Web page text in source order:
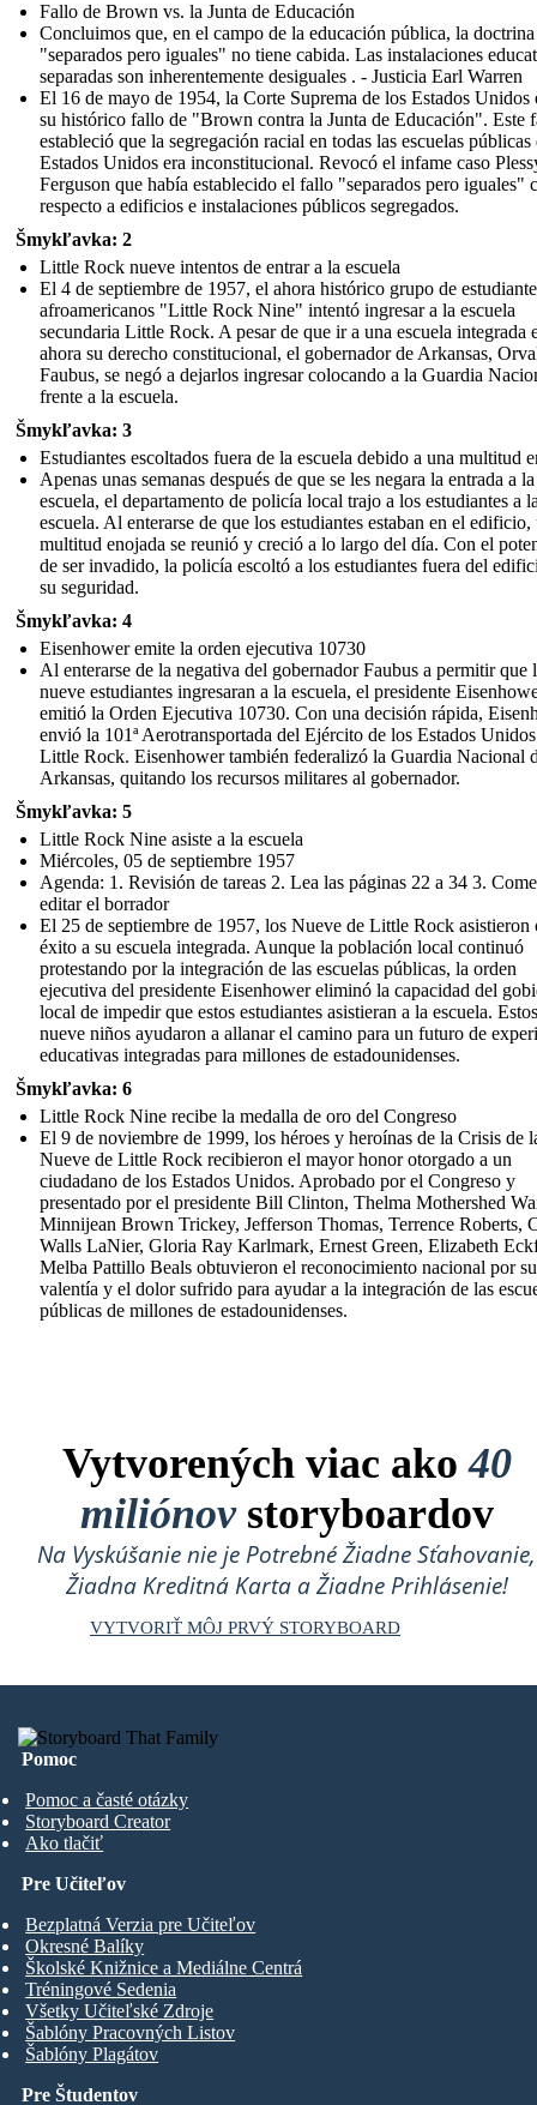
Fallo de Brown vs. la Junta de Educación
Concluimos que, en el campo de la educación pública, la
"separados pero iguales" no tiene cabida. Las instalaciones
separadas son inherentemente desiguales . - Justicia Earl Warren
El 16 de mayo de 1954, la Corte Suprema de los Estados Unidos
su histórico fallo de "Brown contra la Junta de Educación". Este
estableció que la segregación racial en todas las escuelas públicas
Estados Unidos era inconstitucional. Revocó el infame caso
Ferguson que había establecido el fallo "separados pero iguales"
respecto a edificios e instalaciones públicos segregados.
Šmykľavka: 2
Little Rock nueve intentos de entrar a la escuela
El 4 de septiembre de 1957, el ahora histórico grupo de
afroamericanos "Little Rock Nine" intentó ingresar a la escuela
secundaria Little Rock. A pesar de que ir a una escuela integrada
ahora su derecho constitucional, el gobernador de Arkansas,
Faubus, se negó a dejarlos ingresar colocando a la Guardia
frente a la escuela.
Šmykľavka: 3
Estudiantes escoltados fuera de la escuela debido a una multitud
Apenas unas semanas después de que se les negara la entrada a la
escuela, el departamento de policía local trajo a los estudiantes a
escuela. Al enterarse de que los estudiantes estaban en el edificio,
multitud enojada se reunió y creció a lo largo del día. Con el
de ser invadido, la policía escoltó a los estudiantes fuera del
su seguridad.
Šmykľavka: 4
Eisenhower emite la orden ejecutiva 10730
Al enterarse de la negativa del gobernador Faubus a permitir que
nueve estudiantes ingresaran a la escuela, el presidente
emitió la Orden Ejecutiva 10730. Con una decisión rápida,
envió la 101ª Aerotransportada del Ejército de los Estados
Little Rock. Eisenhower también federalizó la Guardia Nacional
Arkansas, quitando los recursos militares al gobernador.
Šmykľavka: 5
Little Rock Nine asiste a la escuela
Miércoles, 05 de septiembre 1957
Agenda: 1. Revisión de tareas 2. Lea las páginas 22 a 34 3.
editar el borrador
El 25 de septiembre de 1957, los Nueve de Little Rock asistieron
éxito a su escuela integrada. Aunque la población local continuó
protestando por la integración de las escuelas públicas, la orden
ejecutiva del presidente Eisenhower eliminó la capacidad del
local de impedir que estos estudiantes asistieran a la escuela. Estos
nueve niños ayudaron a allanar el camino para un futuro de
educativas integradas para millones de estadounidenses.
Šmykľavka: 6
Little Rock Nine recibe la medalla de oro del Congreso
El 9 de noviembre de 1999, los héroes y heroínas de la Crisis de
Nueve de Little Rock recibieron el mayor honor otorgado a un
ciudadano de los Estados Unidos. Aprobado por el Congreso y
presentado por el presidente Bill Clinton, Thelma Mothershed
Minnijean Brown Trickey, Jefferson Thomas, Terrence Roberts,
Walls LaNier, Gloria Ray Karlmark, Ernest Green, Elizabeth
Melba Pattillo Beals obtuvieron el reconocimiento nacional por su
valentía y el dolor sufrido para ayudar a la integración de las
públicas de millones de estadounidenses.
Vytvorených viac ako40
miliónovstoryboardov
Na Vyskúšanie nie je Potrebné Žiadne Sťahovanie,
Žiadna Kreditná Karta a Žiadne Prihlásenie!
VYTVORIŤ MÔJ PRVÝ STORYBOARD
Pomoc
Pomoc a časté otázky
Storyboard Creator
Ako tlačiť
Pre Študentov
Pre Učiteľov
Bezplatná Verzia pre Učiteľov
Okresné Balíky
Školské Knižnice a Mediálne Centrá
Tréningové Sedenia
Všetky Učiteľské Zdroje
Šablóny Pracovných Listov
Šablóny Plagátov